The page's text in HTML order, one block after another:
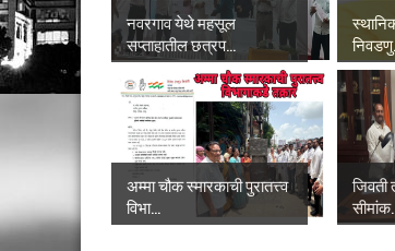
नवरगाव येथे महसूल
सप्ताहातील छत्रप...
अम्मा चौक स्मारकाची पुरातत्त्व
विभा...
जिवती